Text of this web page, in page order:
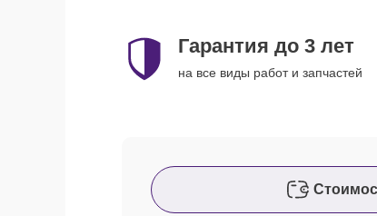
Гарантия до 3 лет
на все виды работ и запчастей